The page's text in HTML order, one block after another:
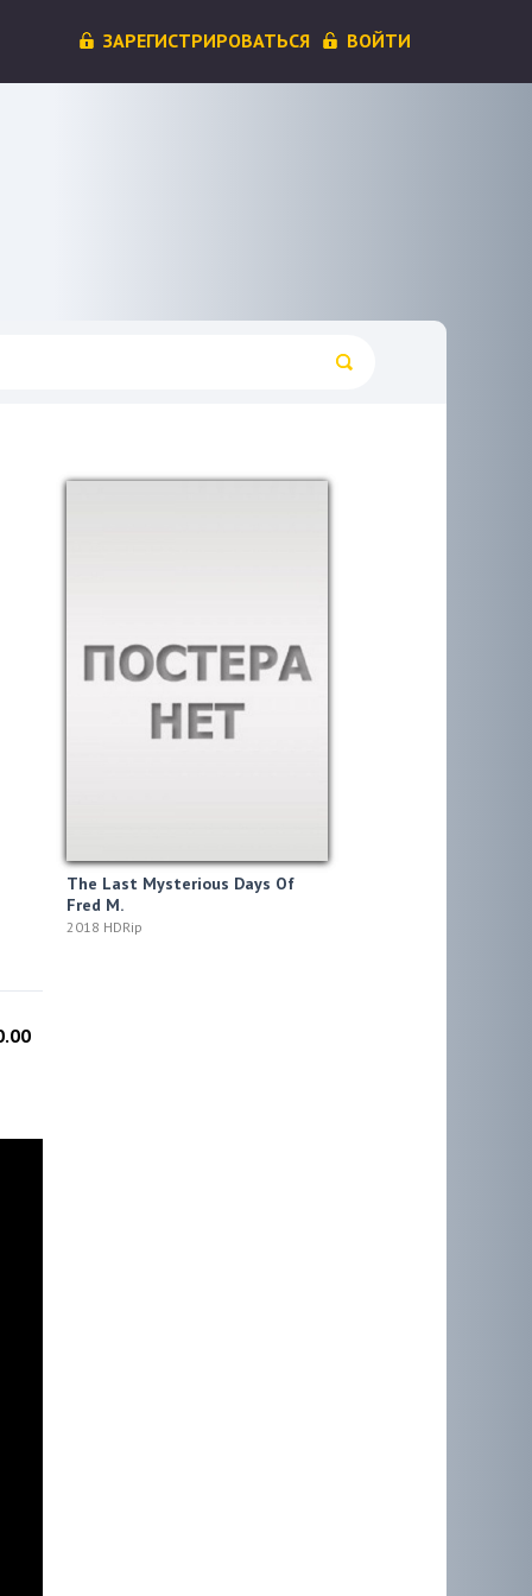
ЗАРЕГИСТРИРОВАТЬСЯ ВОЙТИ
The Last Mysterious Days Of
Fred M.
2018 HDRip